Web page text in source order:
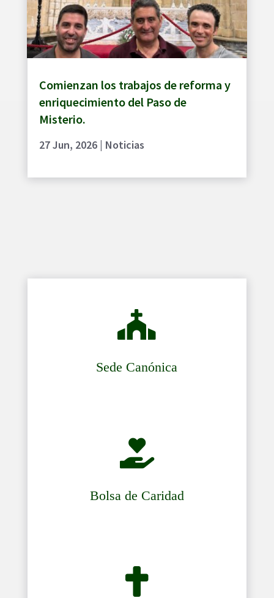
Comienzan los trabajos de reforma y
enriquecimiento del Paso de
Misterio.
27 Jun, 2026| Noticias

Sede Canónica

Bolsa de Caridad
